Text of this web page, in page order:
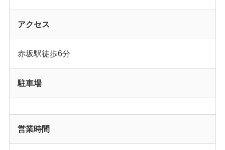
アクセス
赤坂駅徒歩6分
駐車場
営業時間